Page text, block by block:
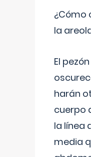
¿Cómo
la
El
harán
cuerpo
la línea
media